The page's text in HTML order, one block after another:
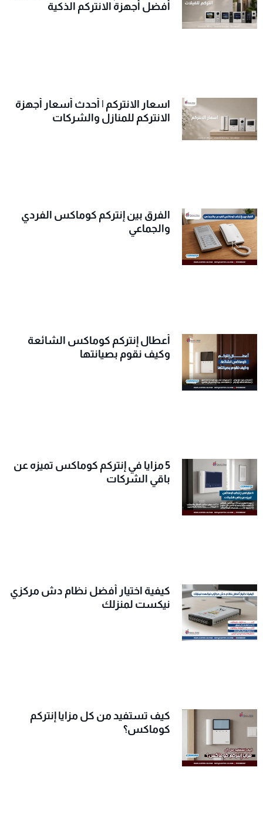
أفضل أجهزة الانتركم الذكية
اسعار الانتركم | أحدث أسعار أجهزة
الانتركم للمنازل والشركات
الفرق بين إنتركم كوماكس الفردي
والجماعي
أعطال إنتركم كوماكس الشائعة
وكيف نقوم بصيانتها
5 مزايا في إنتركم كوماكس تميزه عن
باقي الشركات
كيفية اختيار أفضل نظام دش مركزي
نيكست لمنزلك
كيف تستفيد من كل مزايا إنتركم
كوماكس؟